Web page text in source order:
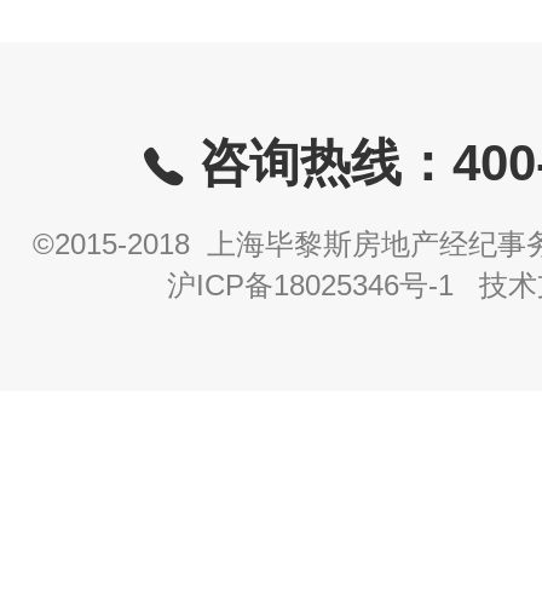
咨询热线：
©2015-2018 上海毕黎斯房地产经纪事
沪ICP备18025346号-1 技术